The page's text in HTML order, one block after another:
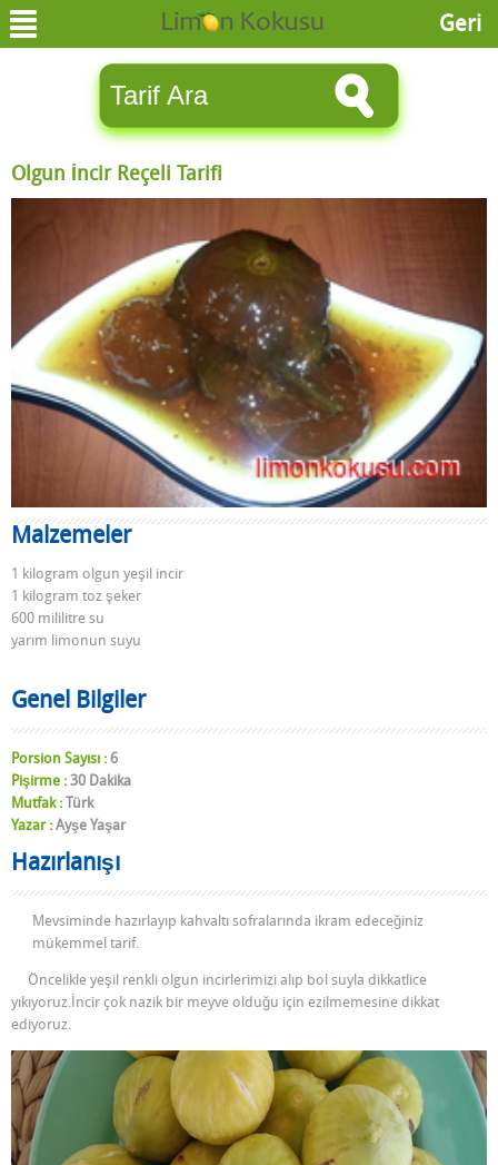
Geri
Olgun İncir Reçeli Tarifi
Malzemeler
1 kilogram olgun yeşil incir
1 kilogram toz şeker
600 mililitre su
yarım limonun suyu
Genel Bilgiler
Porsion Sayısı : 6
Pişirme : 30 Dakika
Mutfak : Türk
Yazar : Ayşe Yaşar
Hazırlanışı
Mevsiminde hazırlayıp kahvaltı sofralarında ikram edeceğiniz
mükemmel tarif.
Öncelikle yeşil renkli olgun incirlerimizi alıp bol suyla dikkatlice
yıkıyoruz.İncir çok nazik bir meyve olduğu için ezilmemesine dikkat
ediyoruz.